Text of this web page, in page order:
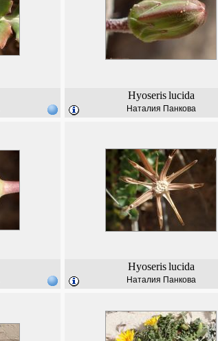
Hyoseris lucida
Наталия Панкова
Hyoseris lucida
Наталия Панкова